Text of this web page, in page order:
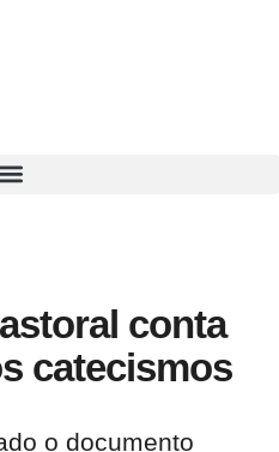
conta
catecismos
o documento